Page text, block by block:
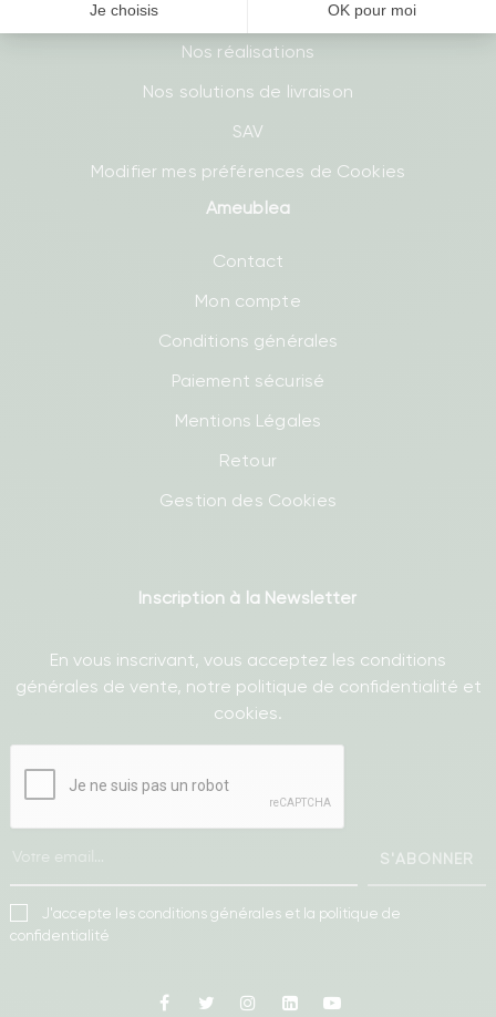
Nos réalisations
Nos solutions de livraison
SAV
Modifier mes préférences de Cookies
Ameublea
Contact
Mon compte
Conditions générales
Paiement sécurisé
Mentions Légales
Retour
Gestion des Cookies
Inscription à la Newsletter
En vous inscrivant, vous acceptez les conditions
générales de vente, notre politique de confidentialité et
cookies.
S'ABONNER
J'accepte les conditions générales et la politique de
confidentialité
Facebook
Twitter InstagramLinkedin